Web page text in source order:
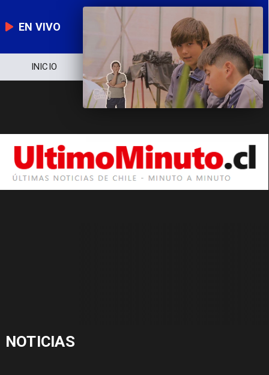
EN VIVO
INICIO NOTICIERO POLÍTICA
NOTICIAS